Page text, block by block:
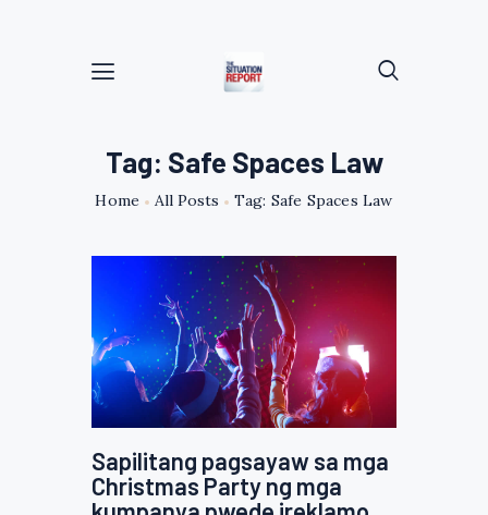
Tag: Safe Spaces Law
Home All Posts Tag: Safe Spaces Law
Sapilitang pagsayaw sa mga
Christmas Party ng mga